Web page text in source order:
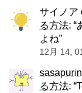
サイノア
る方法: “
よね”
12月 14,
sasapurin
る方法: “